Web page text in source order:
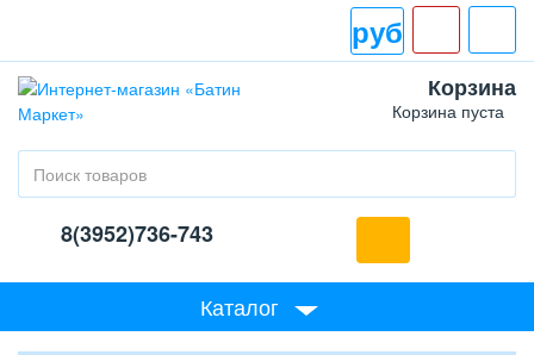
руб
Корзина
Корзина пуста
8(3952)736-743
Каталог